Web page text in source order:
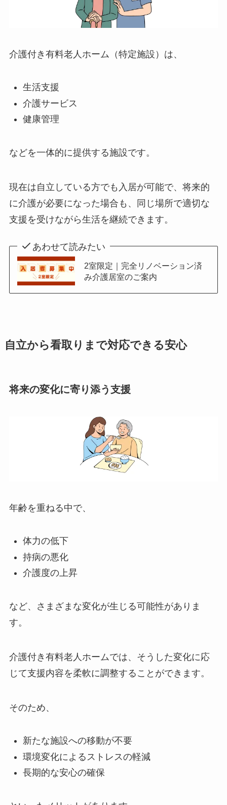
介護付き有料老人ホーム（特定施設）は、
生活支援
介護サービス
健康管理
などを一体的に提供する施設です。
現在は自立している方でも入居が可能で、将来的
に介護が必要になった場合も、同じ場所で適切な
支援を受けながら生活を継続できます。
あわせて読みたい
2室限定｜完全リノベーション済
み介護居室のご案内
自立から看取りまで対応できる安心
将来の変化に寄り添う支援
年齢を重ねる中で、
体力の低下
持病の悪化
介護度の上昇
など、さまざまな変化が生じる可能性がありま
す。
介護付き有料老人ホームでは、そうした変化に応
じて支援内容を柔軟に調整することができます。
そのため、
新たな施設への移動が不要
環境変化によるストレスの軽減
長期的な安心の確保